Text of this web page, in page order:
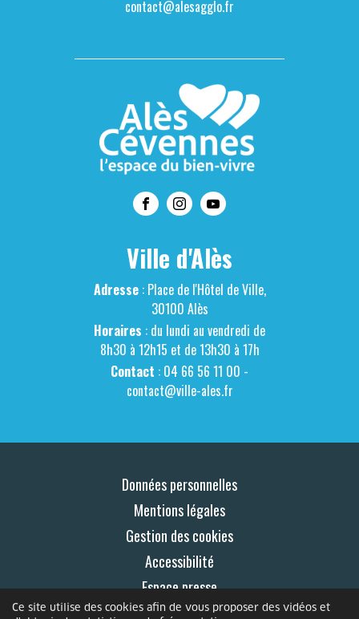
Ce site utilise des cookies afin de vous proposer des vidéos et
contact@alesagglo.fr
Ville d'Alès
Adresse: Place de l'Hôtel de Ville,
30100 Alès
Horaires : du lundi au vendredi de
8h30 à 12h15 et de 13h30 à 17h
Contact : 04 66 56 11 00 -
contact@ville-ales.fr
Données personnelles
Mentions légales
Gestion des cookies
Accessibilité
Espace presse
Contact